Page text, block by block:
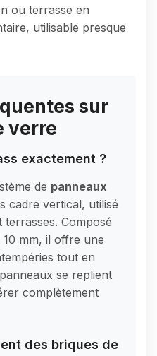
ou terrasse en
utilisable presque
sur
verre
exactement ?
de panneaux
cadre vertical, utilisé
Composé
mm, il offre une
tout en
se replient
complètement
des briques de